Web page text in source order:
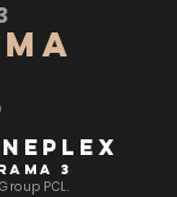
3
PCL.